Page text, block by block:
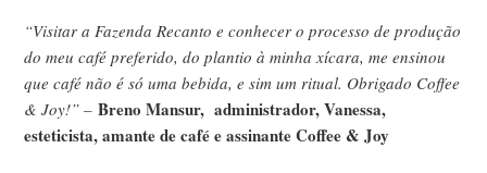
“Visitar a Fazenda Recanto e conhecer o processo de produção
do meu café preferido, do plantio à minha xícara, me ensinou
que café não é só uma bebida, e sim um ritual. Obrigado Coffee
& Joy!” –Breno Mansur, administrador, Vanessa,
esteticista, amante de café e assinante Coffee & Joy